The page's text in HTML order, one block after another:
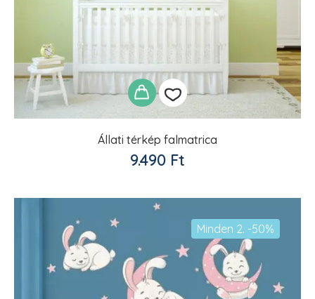
Állati térkép falmatrica
9.490 Ft
Kedvencekhez
Minden 2. -50%